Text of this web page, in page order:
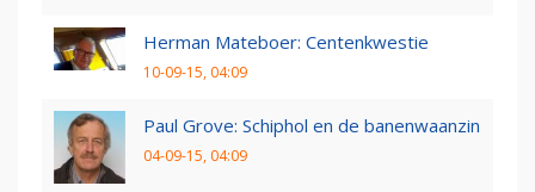
Herman Mateboer: Centenkwestie
10-09-15, 04:09
Paul Grove: Schiphol en de banenwaanzin
04-09-15, 04:09